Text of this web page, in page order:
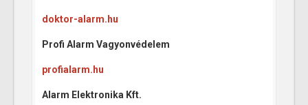
doktor-alarm.hu
Profi Alarm Vagyonvédelem
profialarm.hu
Alarm Elektronika Kft.